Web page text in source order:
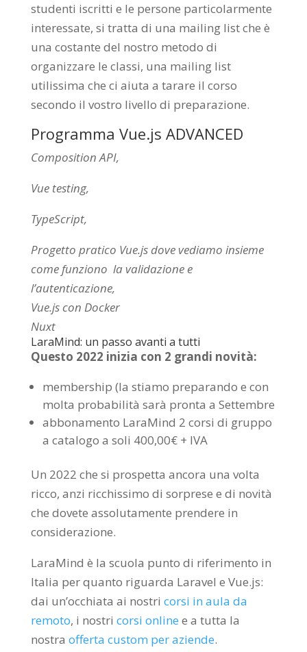
studenti iscritti e le persone particolarmente
interessate, si tratta di una mailing list che è
una costante del nostro metodo di
organizzare le classi, una mailing list
utilissima che ci aiuta a tarare il corso
secondo il vostro livello di preparazione.
Programma Vue.js ADVANCED
Composition API,
Vue testing,
TypeScript,
Progetto pratico Vue.js dove vediamo insieme
come funziono la validazione e
l’autenticazione,
Vue.js con Docker
Nuxt
LaraMind: un passo avanti a tutti
Questo 2022 inizia con 2 grandi novità:
membership (la stiamo preparando e con
molta probabilità sarà pronta a Settembre
abbonamento LaraMind 2 corsi di gruppo
a catalogo a soli 400,00€ + IVA
Un 2022 che si prospetta ancora una volta
ricco, anzi ricchissimo di sorprese e di novità
che dovete assolutamente prendere in
considerazione.
LaraMind è la scuola punto di riferimento in
Italia per quanto riguarda Laravel e Vue.js:
dai un’occhiata ai nostri corsi in aula da
remoto, i nostri corsi online e a tutta la
nostra offerta custom per aziende.